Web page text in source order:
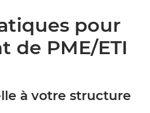
pour
de PME/ETI
à votre structure
votre entreprise ?